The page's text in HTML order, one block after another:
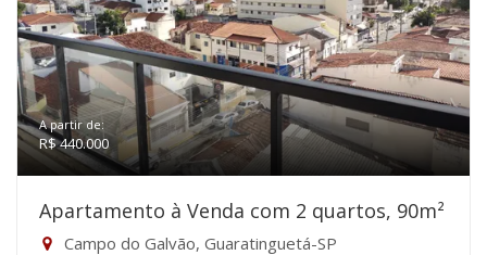
A partir de:
R$ 440.000
Apartamento à Venda com 2 quartos, 90m²
Campo do Galvão, Guaratinguetá-SP